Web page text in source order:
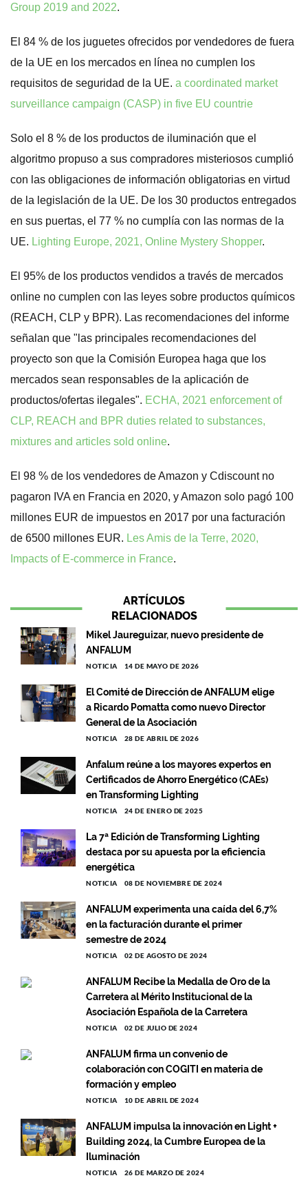
Group 2019 and 2022.
El 84 % de los juguetes ofrecidos por vendedores de fuera
de la UE en los mercados en línea no cumplen los
requisitos de seguridad de la UE. a coordinated market
surveillance campaign (CASP) in five EU countrie
Solo el 8 % de los productos de iluminación que el
algoritmo propuso a sus compradores misteriosos cumplió
con las obligaciones de información obligatorias en virtud
de la legislación de la UE. De los 30 productos entregados
en sus puertas, el 77 % no cumplía con las normas de la
UE. Lighting Europe, 2021, Online Mystery Shopper.
El 95% de los productos vendidos a través de mercados
online no cumplen con las leyes sobre productos químicos
(REACH, CLP y BPR). Las recomendaciones del informe
señalan que "las principales recomendaciones del
proyecto son que la Comisión Europea haga que los
mercados sean responsables de la aplicación de
productos/ofertas ilegales". ECHA, 2021 enforcement of
CLP, REACH and BPR duties related to substances,
mixtures and articles sold online.
El 98 % de los vendedores de Amazon y Cdiscount no
pagaron IVA en Francia en 2020, y Amazon solo pagó 100
millones EUR de impuestos en 2017 por una facturación
de 6500 millones EUR. Les Amis de la Terre, 2020,
Impacts of E-commerce in France.
ARTÍCULOS
RELACIONADOS
Mikel Jaureguizar, nuevo presidente de
ANFALUM
NOTICIA 14 DE MAYO DE 2026
El Comité de Dirección de ANFALUM elige
a Ricardo Pomatta como nuevo Director
General de la Asociación
NOTICIA 28 DE ABRIL DE 2026
Anfalum reúne a los mayores expertos en
Certificados de Ahorro Energético (CAEs)
en Transforming Lighting
NOTICIA 24 DE ENERO DE 2025
La 7ª Edición de Transforming Lighting
destaca por su apuesta por la eficiencia
energética
NOTICIA 08 DE NOVIEMBRE DE 2024
ANFALUM experimenta una caída del 6,7%
en la facturación durante el primer
semestre de 2024
NOTICIA 02 DE AGOSTO DE 2024
ANFALUM Recibe la Medalla de Oro de la
Carretera al Mérito Institucional de la
Asociación Española de la Carretera
NOTICIA 02 DE JULIO DE 2024
ANFALUM firma un convenio de
colaboración con COGITI en materia de
formación y empleo
NOTICIA 10 DE ABRIL DE 2024
ANFALUM impulsa la innovación en Light +
Building 2024, la Cumbre Europea de la
Iluminación
NOTICIA 26 DE MARZO DE 2024